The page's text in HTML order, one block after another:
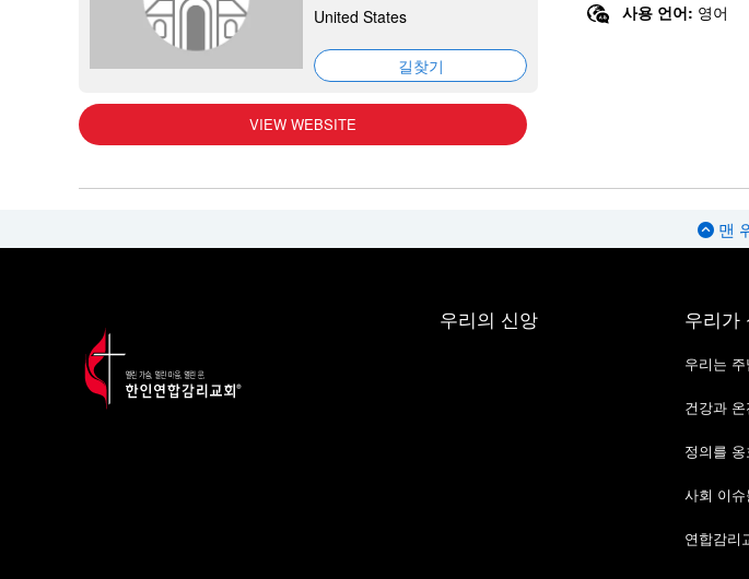
United States
길찾기
VIEW WEBSITE
사용 언어: 영어
맨
우리의 신앙 우리가
우리는
건강과
정의를 옹
사회 이슈
연합감리